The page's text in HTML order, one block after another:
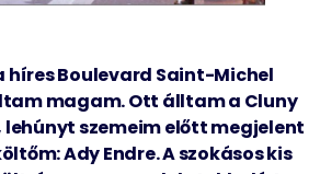
híres Boulevard Saint-Michel
magam. Ott álltam a Cluny
szemeim előtt megjelent
Ady Endre. A szokásos kis